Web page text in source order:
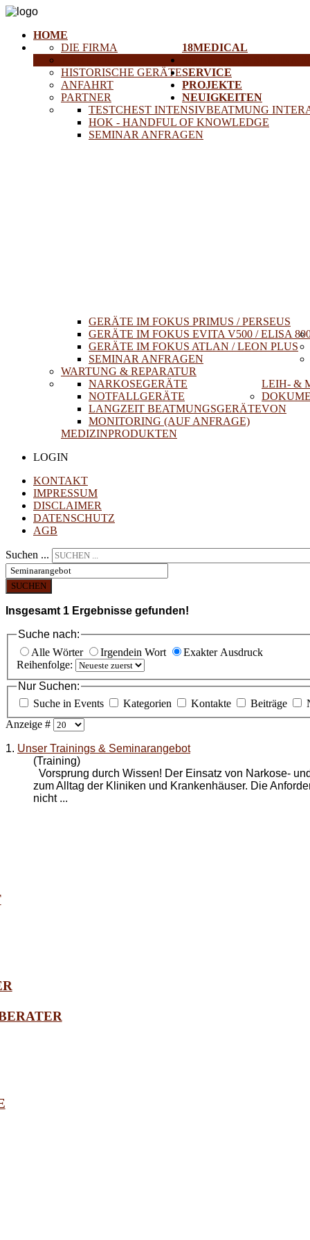
HOME
18MEDICAL
DIE FIRMA
HISTORISCHE GERÄTE
ANFAHRT
PARTNER
TESTCHEST INTENSIVBEATMUNG
HOK - HANDFUL OF KNOWLEDGE
SEMINAR ANFRAGEN
GERÄTE IM FOKUS PRIMUS / PERSEUS
GERÄTE IM FOKUS EVITA V500 / ELISA
GERÄTE IM FOKUS ATLAN / LEON PLUS
SEMINAR ANFRAGEN
SERVICE
WARTUNG & REPARATUR
LEIH- &
NARKOSEGERÄTE
NOTFALLGERÄTE
LANGZEIT BEATMUNGSGERÄTE
MONITORING (AUF ANFRAGE)
VON
MEDIZINPRODUKTEN
PROJEKTE
NEUIGKEITEN
LOGIN
KONTAKT
IMPRESSUM
DISCLAIMER
DATENSCHUTZ
AGB
Suchen ...
SUCHEN
Insgesamt 1 Ergebnisse gefunden!
Suche nach:
Alle Wörter
Irgendein Wort
Exakter Ausdruck
Reihenfolge:
Nur Suchen:
Suche in Events
Kategorien Kontakte Beiträge
Anzeige #
1. Unser Trainings & Seminarangebot
(Training)
Vorsprung durch Wissen! Der Einsatz von Narkose-
zum Alltag der Kliniken und Krankenhäuser. Die
nicht ...